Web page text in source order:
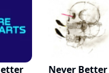
Never Better